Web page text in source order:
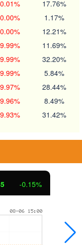
17.76%
1.17%
12.21%
11.69%
32.20%
5.84%
28.44%
8.49%
31.42%
-0.15%